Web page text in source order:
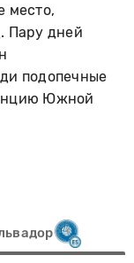
место,
Пару дней
подопечные
Южной